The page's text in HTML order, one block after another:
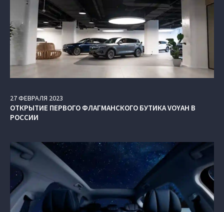
27ФЕВРАЛЯ 2023
ОТКРЫТИЕ ПЕРВОГО ФЛАГМАНСКОГО БУТИКА VOYAH В
РОССИИ